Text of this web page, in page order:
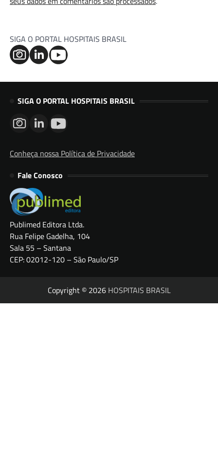
SIGA O PORTAL HOSPITAIS BRASIL
SIGA O PORTAL HOSPITAIS BRASIL
Conheça nossa Política de Privacidade
Fale Conosco
Publimed Editora Ltda.
Rua Felipe Gadelha, 104
Sala 55 – Santana
CEP: 02012-120 – São Paulo/SP
Copyright © 2026 HOSPITAIS BRASIL